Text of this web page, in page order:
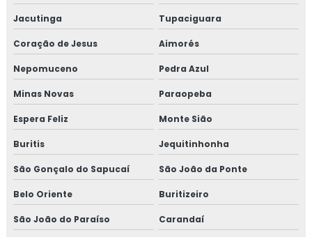
Valor isolamento lã de rocha
Isolamento térmico lã de rocha
Empresas de inspeção de pintura
Inspeção de isolamento térmico
Inspeção de pintura
Inspeção de pintura industrial
Jacutinga Tupaciguara
Coração de Jesus Aimorés
Nepomuceno Pedra Azul
Minas Novas Paraopeba
Espera Feliz Monte Sião
Buritis Jequitinhonha
São Gonçalo do Sapucaí São João da Ponte
Belo Oriente Buritizeiro
São João do Paraíso Carandaí